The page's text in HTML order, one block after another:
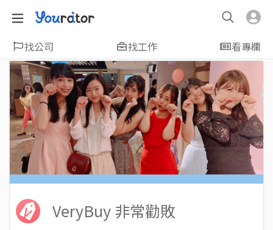
找公司 找工作 看專欄
VeryBuy 非常勸敗